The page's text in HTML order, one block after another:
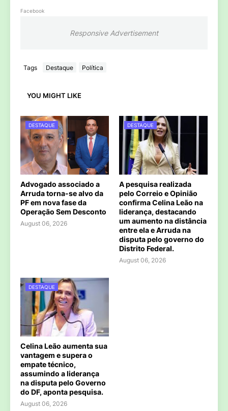
Facebook
Responsive Advertisement
Tags Destaque Política
YOU MIGHT LIKE
DESTAQUE
Advogado associado a
Arruda torna-se alvo da
PF em nova fase da
Operação Sem Desconto
August 06, 2026
DESTAQUE
A pesquisa realizada
pelo Correio e Opinião
confirma Celina Leão na
liderança, destacando
um aumento na distância
entre ela e Arruda na
disputa pelo governo do
Distrito Federal.
August 06, 2026
DESTAQUE
Celina Leão aumenta sua
vantagem e supera o
empate técnico,
assumindo a liderança
na disputa pelo Governo
do DF, aponta pesquisa.
August 06, 2026